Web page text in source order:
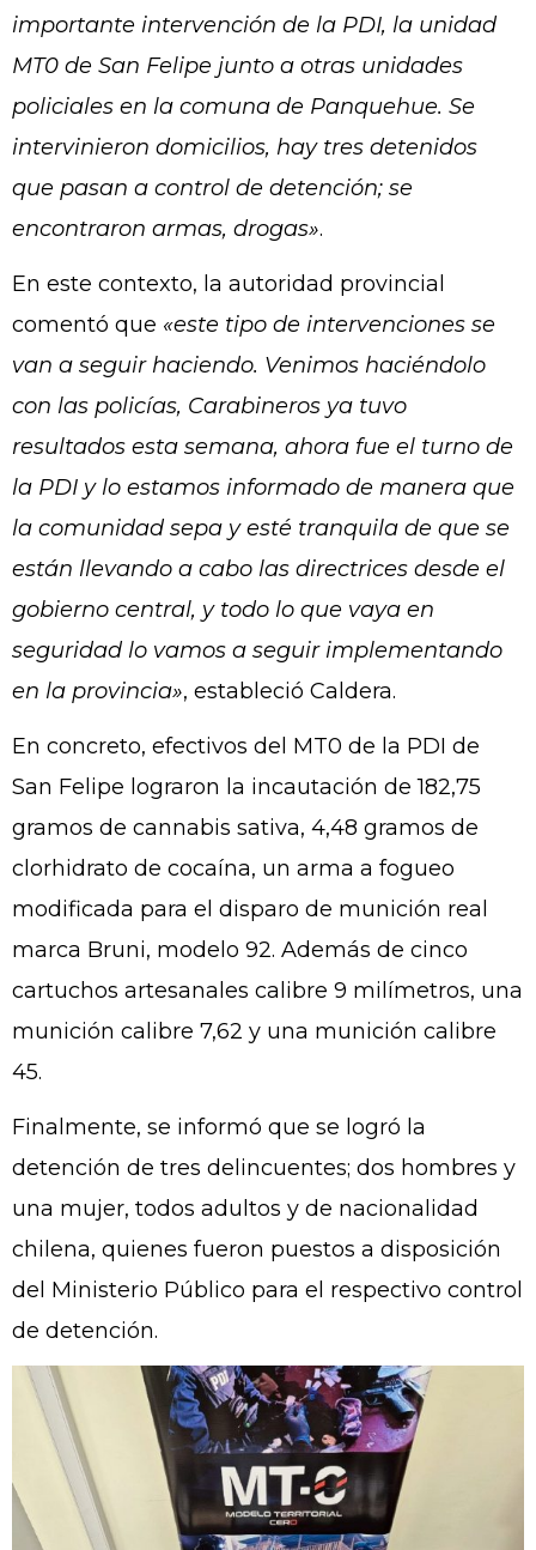
importante intervención de la PDI, la unidad
MT0 de San Felipe junto a otras unidades
policiales en la comuna de Panquehue. Se
intervinieron domicilios, hay tres detenidos
que pasan a control de detención; se
encontraron armas, drogas».
En este contexto, la autoridad provincial
comentó que «este tipo de intervenciones se
van a seguir haciendo. Venimos haciéndolo
con las policías, Carabineros ya tuvo
resultados esta semana, ahora fue el turno de
la PDI y lo estamos informado de manera que
la comunidad sepa y esté tranquila de que se
están llevando a cabo las directrices desde el
gobierno central, y todo lo que vaya en
seguridad lo vamos a seguir implementando
en la provincia», estableció Caldera.
En concreto, efectivos del MT0 de la PDI de
San Felipe lograron la incautación de 182,75
gramos de cannabis sativa, 4,48 gramos de
clorhidrato de cocaína, un arma a fogueo
modificada para el disparo de munición real
marca Bruni, modelo 92. Además de cinco
cartuchos artesanales calibre 9 milímetros, una
munición calibre 7,62 y una munición calibre
45.
Finalmente, se informó que se logró la
detención de tres delincuentes; dos hombres y
una mujer, todos adultos y de nacionalidad
chilena, quienes fueron puestos a disposición
del Ministerio Público para el respectivo control
de detención.